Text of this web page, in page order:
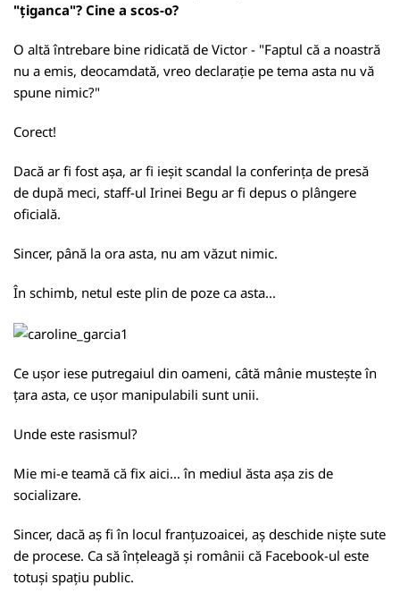
"țiganca"? Cine a scos-o?
O altă întrebare bine ridicată de Victor - "Faptul că a noastră
nu a emis, deocamdată, vreo declarație pe tema asta nu vă
spune nimic?"
Corect!
Dacă ar fi fost așa, ar fi ieșit scandal la conferința de presă
de după meci, staff-ul Irinei Begu ar fi depus o plângere
oficială.
Sincer, până la ora asta, nu am văzut nimic.
În schimb, netul este plin de poze ca asta...
Ce ușor iese putregaiul din oameni, câtă mânie mustește în
țara asta, ce ușor manipulabili sunt unii.
Unde este rasismul?
Mie mi-e teamă că fix aici... în mediul ăsta așa zis de
socializare.
Sincer, dacă aș fi în locul franțuzoaicei, aș deschide niște sute
de procese. Ca să înțeleagă și românii că Facebook-ul este
totuși spațiu public.